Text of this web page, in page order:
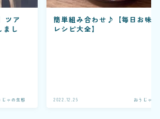
ツア
まし
じゃの生態
簡単組み合わせ♪【毎日お味
レシピ大全】
2022.12.29 おうじゃの